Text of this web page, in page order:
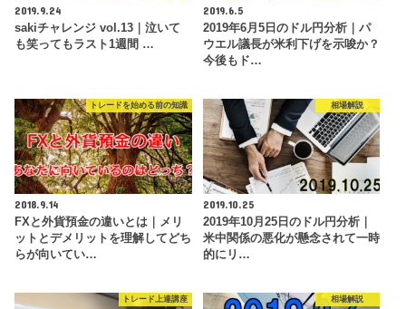
2019.9.24
sakiチャレンジ vol.13｜泣いて
も笑ってもラスト1週間 …
2019.6.5
2019年6月5日のドル円分析｜パ
ウエル議長が米利下げを示唆か？
今後もド…
トレードを始める前の知識
2018.9.14
FXと外貨預金の違いとは｜メリ
ットとデメリットを理解してどち
らが向いてい…
相場解説
2019.10.25
2019年10月25日のドル円分析｜
米中関係の悪化が懸念されて一時
的にリ…
トレード上達講座 相場解説